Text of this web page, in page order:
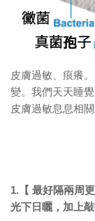
皮膚過敏、痕癢
變。我們天天睡
皮膚過敏息息相關
1.【 最好隔兩周
光下日曬，加上敲